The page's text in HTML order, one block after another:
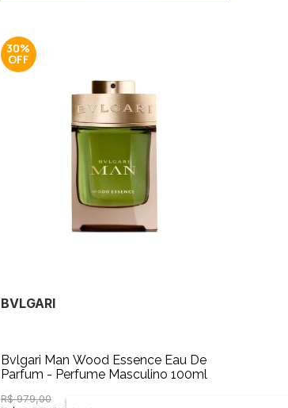
30%
BVLGARI
Bvlgari Man Wood Essence Eau De
Parfum - Perfume Masculino 100ml
R$ 979,00